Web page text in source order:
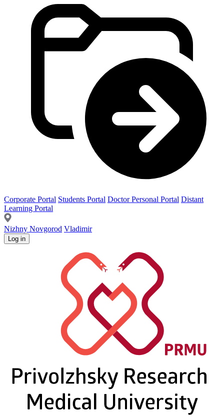
Corporate Portal Students Portal Doctor Personal Portal Distant
Learning Portal
Nizhny Novgorod Vladimir
Log in